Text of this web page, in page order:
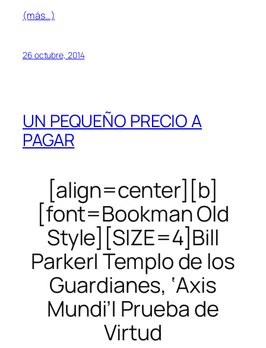
(más…)
26 octubre, 2014
UN PEQUEÑO PRECIO A
PAGAR
[align=center][b]
[font=Bookman Old
Style][SIZE=4]Bill
Parker| Templo de los
Guardianes, ‘Axis
Mundi’| Prueba de
Virtud